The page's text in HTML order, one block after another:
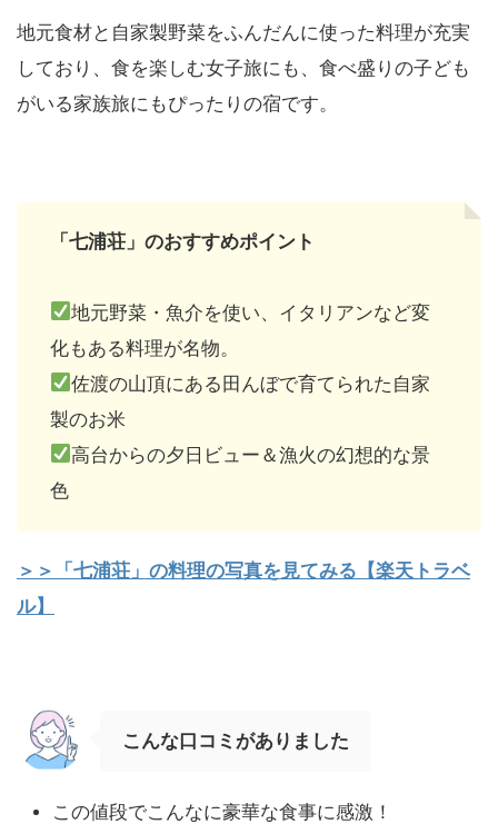
地元食材と自家製野菜をふんだんに使った料理が充実
しており、食を楽しむ女子旅にも、食べ盛りの子ども
がいる家族旅にもぴったりの宿です。
「七浦荘」のおすすめポイント
地元野菜・魚介を使い、イタリアンなど変
化もある料理が名物。
佐渡の山頂にある田んぼで育てられた自家
製のお米
高台からの夕日ビュー＆漁火の幻想的な景
色
＞＞「七浦荘」の料理の写真を見てみる【楽天トラベ
ル】
こんな口コミがありました
この値段でこんなに豪華な食事に感激！